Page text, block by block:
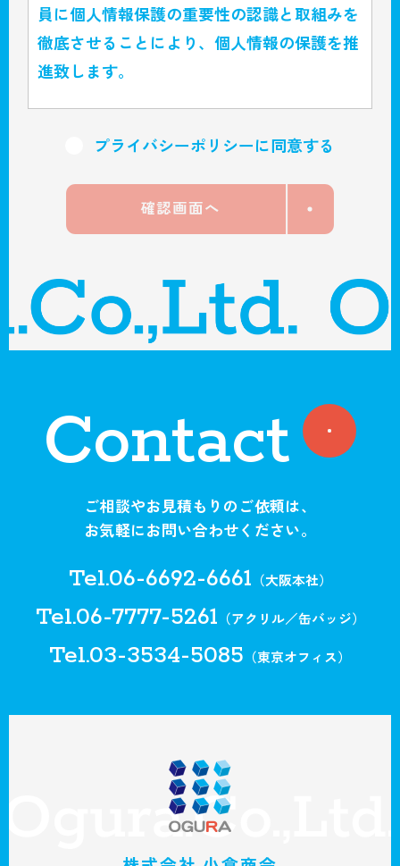
員に個人情報保護の重要性の認識と取組みを
徹底させることにより、個人情報の保護を推
進致します。
の状態に保ち、個人情報への不正アクセス・
紛失・破損・改ざん・漏洩などを防止するた
の整備・社員教育の徹底等の必要な措置を講
じ、安全対策を実施し個人情報の厳重な管理
を行ないます。
お客さまからお預かりした個人情報は、当社
からのご連絡や業務のご案内やご質問に対す
利用いたします。
個人情報の第三者への開示・提供の禁止
当社は、お客さまよりお預かりした個人情報
合を除き、個人情報を第三者に開示いたしま
・お客さまの同意がある場合
めに当社が業務を委託する業者に対して開示
・法令に基づき開示することが必要である場
プライバシーポリシーに同意する
Contact
ご相談やお見積もりのご依頼は、
お気軽にお問い合わせください。
Tel.06-6692-6661 （大阪本社）
Tel.06-7777-5261 （アクリル／缶バッジ）
Tel.03-3534-5085 （東京オフィス）